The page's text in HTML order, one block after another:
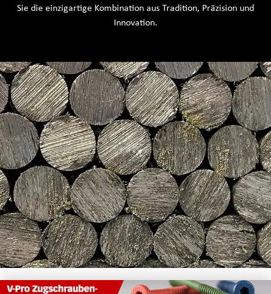
Sie die einzigartige Kombination aus Tradition, Präzision und
Innovation.